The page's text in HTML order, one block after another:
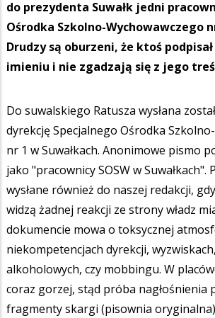
do prezydenta Suwałk jedni
Ośrodka Szkolno-Wychowawczego
Drudzy są oburzeni, że ktoś
imieniu i nie zgadzają się z jego
Do suwalskiego Ratusza wysłana
dyrekcję Specjalnego Ośrodka
nr 1 w Suwałkach. Anonimowe pismo
jako "pracownicy SOSW w Suwałkach".
wysłane również do naszej redakcji,
widzą żadnej reakcji ze strony władz
dokumencie mowa o toksycznej
niekompetencjach dyrekcji,
alkoholowych, czy mobbingu. W
coraz gorzej, stąd próba nagłośnienia
fragmenty skargi (pisownia